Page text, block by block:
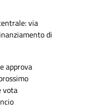
via
di
approva
vota